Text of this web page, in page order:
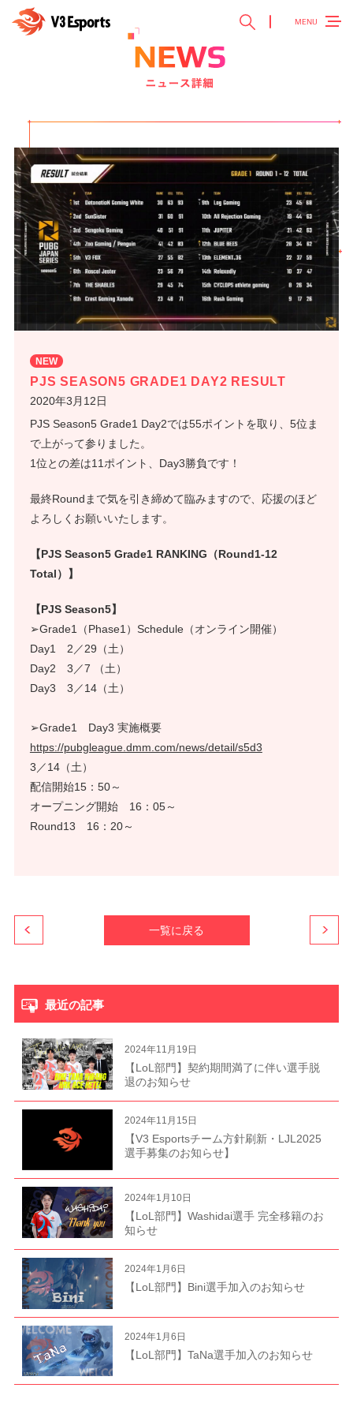
NEWS 最新ニュース ＞
TEAM チーム紹介 ＞
EVENT 参加大会情報 ＞
SPONSOR スポンサー ＞
MENU
NEW
PJS SEASON5 GRADE1 DAY2 RESULT
2020年3月12日
PJS Season5 Grade1 Day2では55ポイントを取り、5位ま
で上がって参りました。
1位との差は11ポイント、Day3勝負です！
最終Roundまで気を引き締めて臨みますので、応援のほど
よろしくお願いいたします。
【PJS Season5 Grade1 RANKING（Round1-12
Total）】
【PJS Season5】
➢Grade1（Phase1）Schedule（オンライン開催）
Day1 2／29（土）
Day2 3／7 （土）
Day3 3／14（土）
➢Grade1 Day3 実施概要
https://pubgleague.dmm.com/news/detail/s5d3
3／14（土）
配信開始15：50～
オープニング開始 16：05～
Round13 16：20～
一覧に戻る
最近の記事
2024年11月19日
【LoL部門】契約期間満了に伴い選手脱
退のお知らせ
2024年11月15日
【V3 Esportsチーム方針刷新・LJL2025
選手募集のお知らせ】
2024年1月10日
【LoL部門】Washidai選手 完全移籍のお
知らせ
2024年1月6日
【LoL部門】Bini選手加入のお知らせ
2024年1月6日
【LoL部門】TaNa選手加入のお知らせ